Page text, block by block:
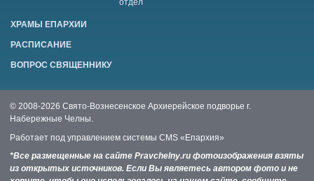
отдел
ХРАМЫ ЕПАРХИИ
РАСПИСАНИЕ
ВОПРОС СВЯЩЕННИКУ
© 2008-2026 Свято-Вознесенское Архиерейское подворье г.
Набережные Челны.
Работает под управлением системы CMS «Епархия»
*Все размещенные на сайте Pravchelny.ru фотоизображения взяты
из открытых источников. Если Вы являетесь автором фото и не